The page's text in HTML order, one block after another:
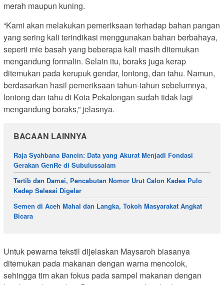
merah maupun kuning.
“Kami akan melakukan pemeriksaan terhadap bahan pangan
yang sering kali terindikasi menggunakan bahan berbahaya,
seperti mie basah yang beberapa kali masih ditemukan
mengandung formalin. Selain itu, boraks juga kerap
ditemukan pada kerupuk gendar, lontong, dan tahu. Namun,
berdasarkan hasil pemeriksaan tahun-tahun sebelumnya,
lontong dan tahu di Kota Pekalongan sudah tidak lagi
mengandung boraks,” jelasnya.
BACAAN LAINNYA
Raja Syahbana Bancin: Data yang Akurat Menjadi Fondasi
Gerakan GenRe di Subulussalam
Tertib dan Damai, Pencabutan Nomor Urut Calon Kades Pulo
Kedep Selesai Digelar
Semen di Aceh Mahal dan Langka, Tokoh Masyarakat Angkat
Bicara
Untuk pewarna tekstil dijelaskan Maysaroh biasanya
ditemukan pada makanan dengan warna mencolok,
sehingga tim akan fokus pada sampel makanan dengan